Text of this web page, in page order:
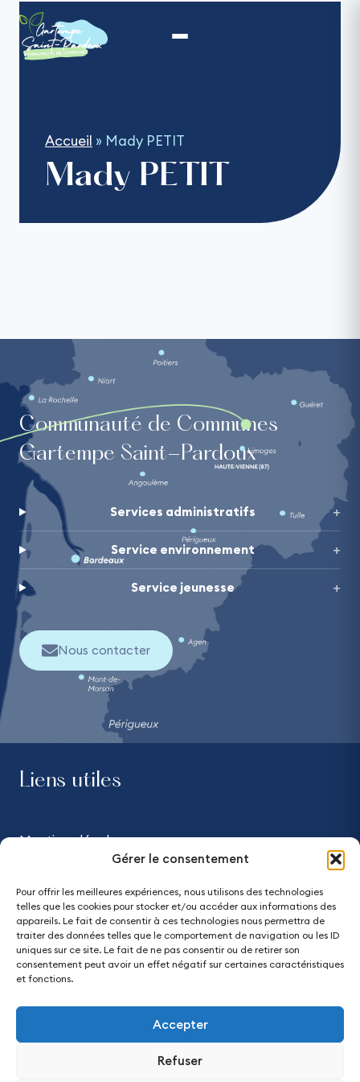
Gérer le consentement
Pour offrir les meilleures expériences, nous utilisons des technologies
telles que les cookies pour stocker et/ou accéder aux informations des
appareils. Le fait de consentir à ces technologies nous permettra de
traiter des données telles que le comportement de navigation ou les ID
uniques sur ce site. Le fait de ne pas consentir ou de retirer son
consentement peut avoir un effet négatif sur certaines caractéristiques
et fonctions.
Accepter
Refuser
contenu
Accueil » Mady PETIT
Mady PETIT
Communauté de Communes
Gartempe Saint-Pardoux
Services administratifs
Service environnement
Service jeunesse
Nous contacter
Liens utiles
Mentions légales
Accessibilité - partiellement conforme
Plan du site